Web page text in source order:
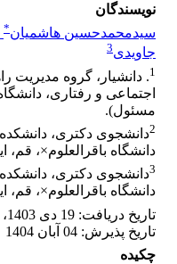
نویسندگان
سیدمحمدحسین هاشمیان*
جاویدی3
1‏. دانشیار، گروه مدیریت
‏مسئول).‏
2دانشجوی دکتری،
دانشگاه باقرالعلوم‎×‎، قم، ایران.‏
3دانشجوی دکتری،
دانشگاه باقرالعلوم×، قم،
تاریخ دریافت: 19 دی 1403 ،
تاریخ پذیرش: 04 آبان 1404
چکیده